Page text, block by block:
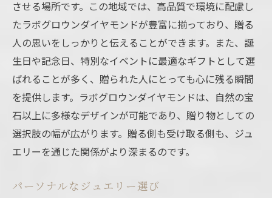
させる場所です。この地域では、高品質で環境に配慮し
たラボグロウンダイヤモンドが豊富に揃っており、贈る
人の思いをしっかりと伝えることができます。また、誕
生日や記念日、特別なイベントに最適なギフトとして選
ばれることが多く、贈られた人にとっても心に残る瞬間
を提供します。ラボグロウンダイヤモンドは、自然の宝
石以上に多様なデザインが可能であり、贈り物としての
選択肢の幅が広がります。贈る側も受け取る側も、ジュ
エリーを通じた関係がより深まるのです。
パーソナルなジュエリー選び